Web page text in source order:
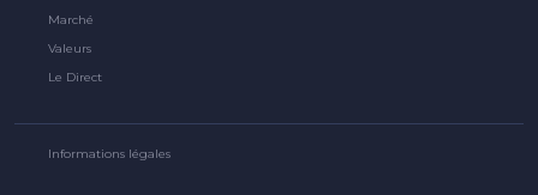
Marché
Valeurs
Le Direct
Informations légales